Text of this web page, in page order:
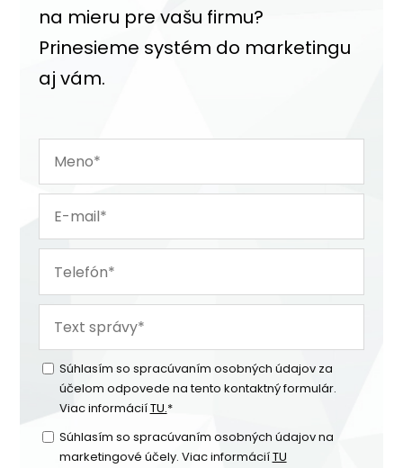
na mieru pre vašu firmu?
Prinesieme systém do marketingu
aj vám.
Súhlasím so spracúvaním osobných údajov za
účelom odpovede na tento kontaktný formulár.
Viac informáciíTU.*
Súhlasím so spracúvaním osobných údajov na
marketingové účely. Viac informáciíTU